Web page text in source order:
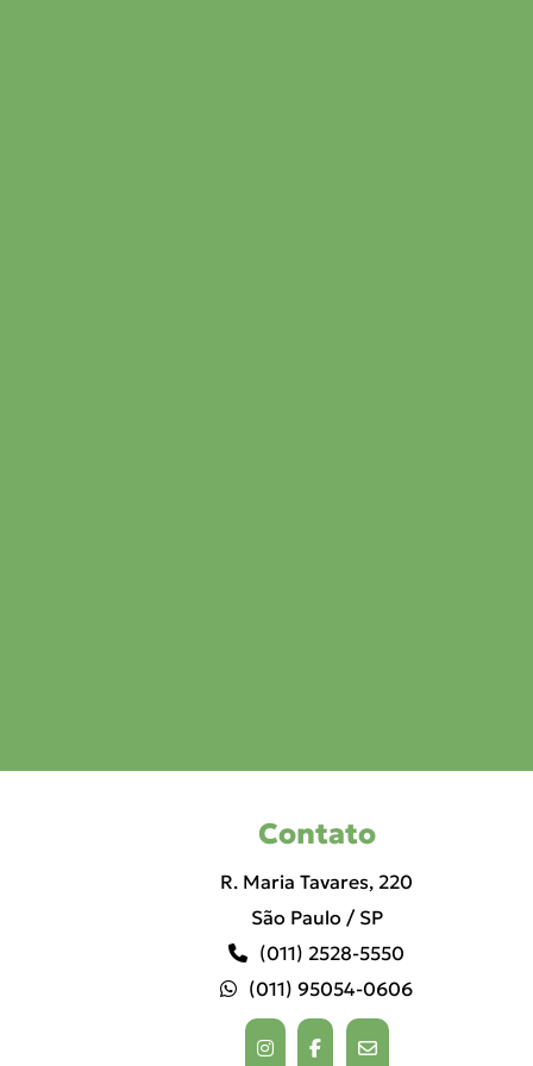
Contato
R. Maria Tavares, 220
São Paulo / SP
(011) 2528-5550
(011) 95054-0606